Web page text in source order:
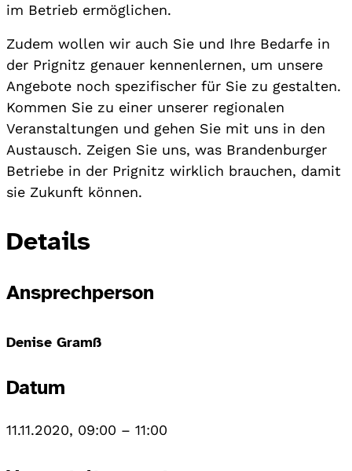
im Betrieb ermöglichen.
Zudem wollen wir auch Sie und Ihre Bedarfe in
der Prignitz genauer kennenlernen, um unsere
Angebote noch spezifischer für Sie zu gestalten.
Kommen Sie zu einer unserer regionalen
Veranstaltungen und gehen Sie mit uns in den
Austausch. Zeigen Sie uns, was Brandenburger
Betriebe in der Prignitz wirklich brauchen, damit
sie Zukunft können.
Details
Ansprechperson
Denise Gramß
Datum
11.11.2020, 09:00 – 11:00